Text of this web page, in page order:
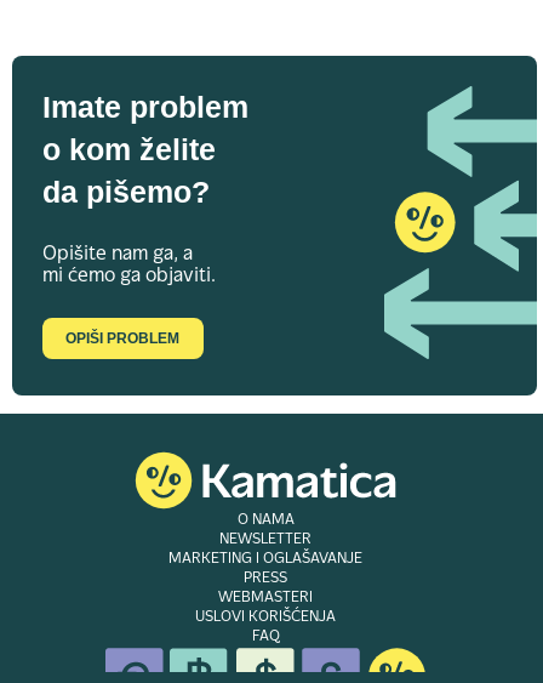
Imate problem
o kom želite
da pišemo?
Opišite nam ga, a
mi ćemo ga objaviti.
OPIŠI PROBLEM
O NAMA
NEWSLETTER
MARKETING I OGLAŠAVANJE
PRESS
WEBMASTERI
USLOVI KORIŠĆENJA
FAQ